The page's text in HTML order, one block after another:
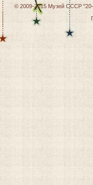
© 2009-2015 Музей СССР